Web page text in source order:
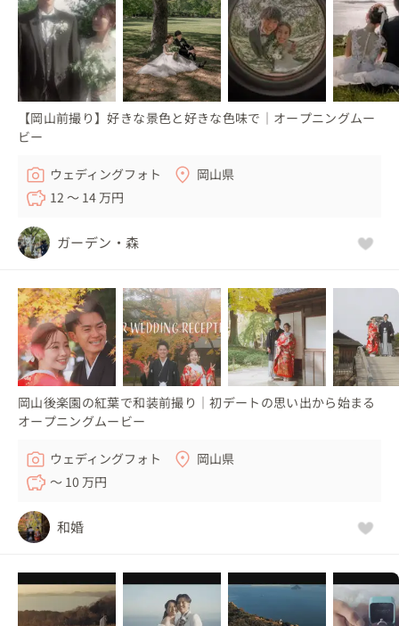
【岡山前撮り】好きな景色と好きな色味で｜オープニングムー
ビー
ウェディングフォト
岡山県
12 〜 14 万円
ガーデン・森
岡山後楽園の紅葉で和装前撮り｜初デートの思い出から始まる
オープニングムービー
ウェディングフォト
岡山県
〜 10 万円
和婚